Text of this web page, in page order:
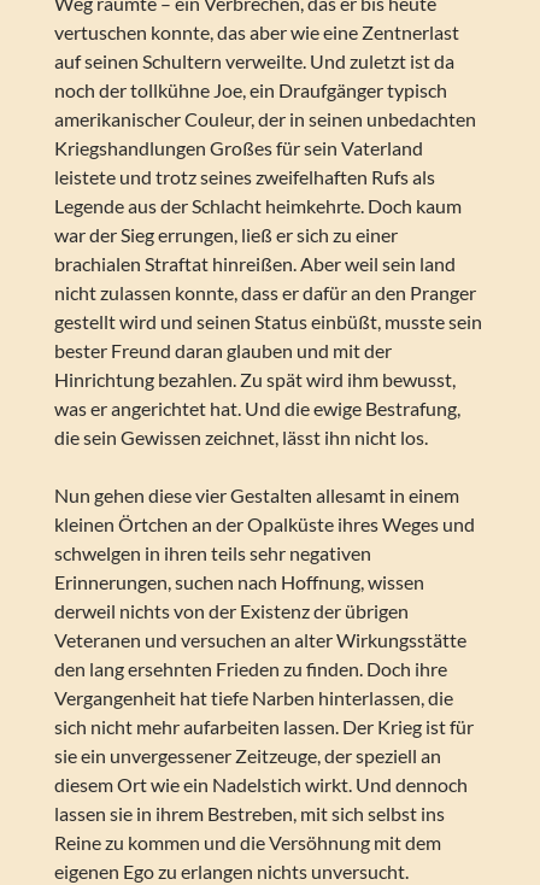
vertuschen konnte, das aber wie eine Zentnerlast
auf seinen Schultern verweilte. Und zuletzt ist da
noch der tollkühne Joe, ein Draufgänger typisch
amerikanischer Couleur, der in seinen unbedachten
Kriegshandlungen Großes für sein Vaterland
leistete und trotz seines zweifelhaften Rufs als
Legende aus der Schlacht heimkehrte. Doch kaum
war der Sieg errungen, ließ er sich zu einer
brachialen Straftat hinreißen. Aber weil sein land
nicht zulassen konnte, dass er dafür an den Pranger
gestellt wird und seinen Status einbüßt, musste sein
bester Freund daran glauben und mit der
Hinrichtung bezahlen. Zu spät wird ihm bewusst,
was er angerichtet hat. Und die ewige Bestrafung,
die sein Gewissen zeichnet, lässt ihn nicht los.
Nun gehen diese vier Gestalten allesamt in einem
kleinen Örtchen an der Opalküste ihres Weges und
schwelgen in ihren teils sehr negativen
Erinnerungen, suchen nach Hoffnung, wissen
derweil nichts von der Existenz der übrigen
Veteranen und versuchen an alter Wirkungsstätte
den lang ersehnten Frieden zu finden. Doch ihre
Vergangenheit hat tiefe Narben hinterlassen, die
sich nicht mehr aufarbeiten lassen. Der Krieg ist für
sie ein unvergessener Zeitzeuge, der speziell an
diesem Ort wie ein Nadelstich wirkt. Und dennoch
lassen sie in ihrem Bestreben, mit sich selbst ins
Reine zu kommen und die Versöhnung mit dem
eigenen Ego zu erlangen nichts unversucht.